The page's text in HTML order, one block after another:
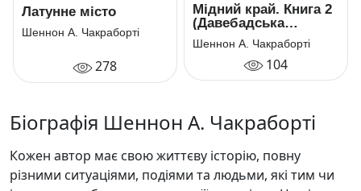
Латунне місто
Шеннон А. Чакраборті
278
Мідний край. Книга 2
(Давебадська
трилогія)
Шеннон А. Чакраборті
104
Біографія Шеннон А. Чакраборті
Кожен автор має свою життєву історію, повну
різними ситуаціями, подіями та людьми, які тим чи